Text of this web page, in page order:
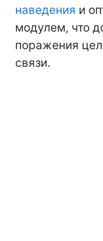
наведения и
модулем, что
поражения
связи.